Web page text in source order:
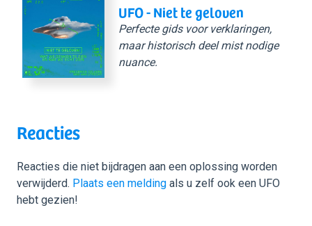
UFO - Niet te geloven
Perfecte gids voor verklaringen,
maar historisch deel mist nodige
nuance.
Reacties
Reacties die niet bijdragen aan een oplossing worden
verwijderd. Plaats een melding als u zelf ook een UFO
hebt gezien!